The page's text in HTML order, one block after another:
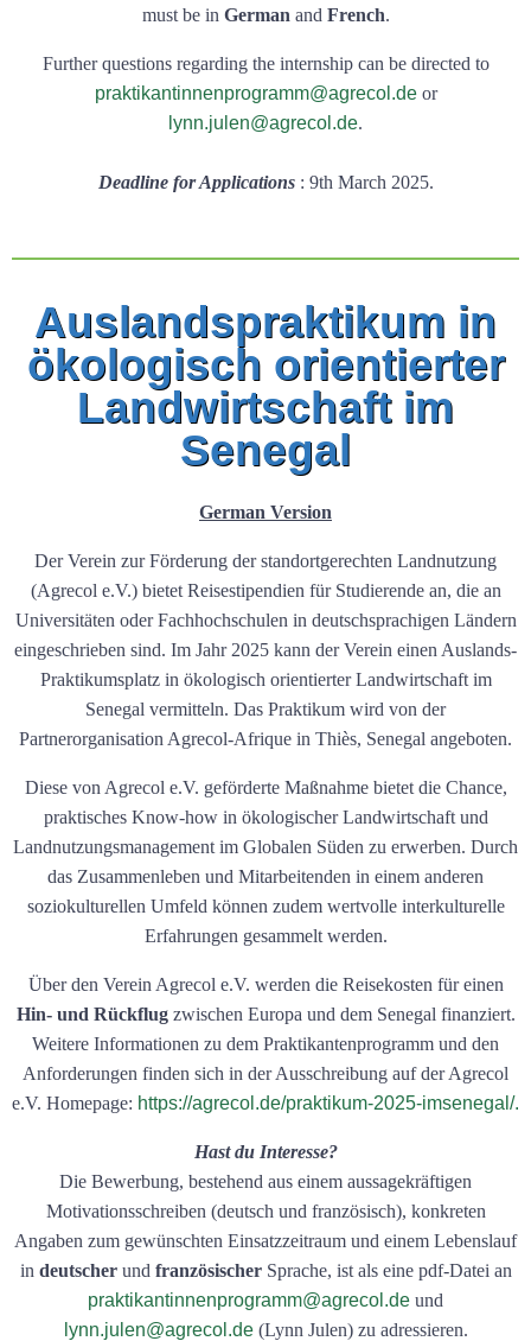
must be in German and French.
Further questions regarding the internship can be directed to
praktikantinnenprogramm@agrecol.deor
lynn.julen@agrecol.de.
Deadline for Applications : 9th March 2025.
Auslandspraktikum in
ökologisch orientierter
Landwirtschaft im
Senegal
German Version
Der Verein zur Förderung der standortgerechten Landnutzung
(Agrecol e.V.) bietet Reisestipendien für Studierende an, die an
Universitäten oder Fachhochschulen in deutschsprachigen Ländern
eingeschrieben sind. Im Jahr 2025 kann der Verein einen Auslands-
Praktikumsplatz in ökologisch orientierter Landwirtschaft im
Senegal vermitteln. Das Praktikum wird von der
Partnerorganisation Agrecol-Afrique in Thiès, Senegal angeboten.
Diese von Agrecol e.V. geförderte Maßnahme bietet die Chance,
praktisches Know-how in ökologischer Landwirtschaft und
Landnutzungsmanagement im Globalen Süden zu erwerben. Durch
das Zusammenleben und Mitarbeitenden in einem anderen
soziokulturellen Umfeld können zudem wertvolle interkulturelle
Erfahrungen gesammelt werden.
Über den Verein Agrecol e.V. werden die Reisekosten für einen
Hin- und Rückflugzwischen Europa und dem Senegal finanziert.
Weitere Informationen zu dem Praktikantenprogramm und den
Anforderungen finden sich in der Ausschreibung auf der Agrecol
e.V. Homepage: https://agrecol.de/praktikum-2025-imsenegal/.
Hast du Interesse?
Die Bewerbung, bestehend aus einem aussagekräftigen
Motivationsschreiben (deutsch und französisch), konkreten
Angaben zum gewünschten Einsatzzeitraum und einem Lebenslauf
in deutscherund französischerSprache, ist als eine pdf-Datei an
praktikantinnenprogramm@agrecol.de und
lynn.julen@agrecol.de(Lynn Julen) zu adressieren.